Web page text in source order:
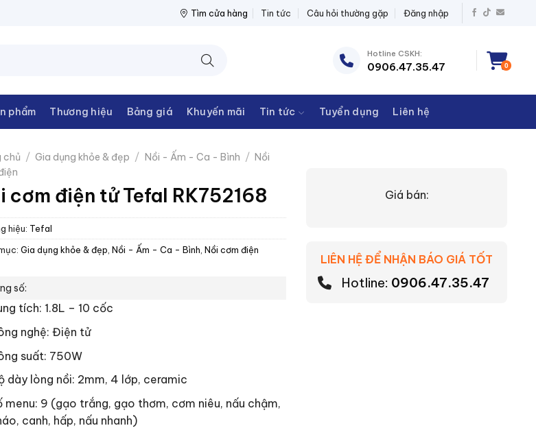
NPP THIẾT BỊ ĐIỆN THANH CHÂU
Tìm cửa hàng Tin tức Câu hỏi thường gặp Đăng nhập
Hotline CSKH:
0906.47.35.47 0
phẩm Thương hiệu Bảng giá Khuyến mãi Tin tức Tuyển dụng Liên hệ
chủ / Gia dụng khỏe & đẹp / Nồi - Ấm - Ca - Bình / Nồi
cơm điện tử Tefal RK752168
hiệu: Tefal
Gia dụng khỏe & đẹp Nồi - Ấm - Ca - Bình Nồi cơm điện
số:
tích: 1.8L – 10 cốc
nghệ: Điện tử
suất: 750W
dày lòng nồi: 2mm, 4 lớp, ceramic
menu: 9 (gạo trắng, gạo thơm, cơm niêu, nấu chậm,
canh, hấp, nấu nhanh)
Giá bán:
LIÊN HỆ ĐỂ NHẬN BÁO GIÁ TỐT
Hotline: 0906.47.35.47